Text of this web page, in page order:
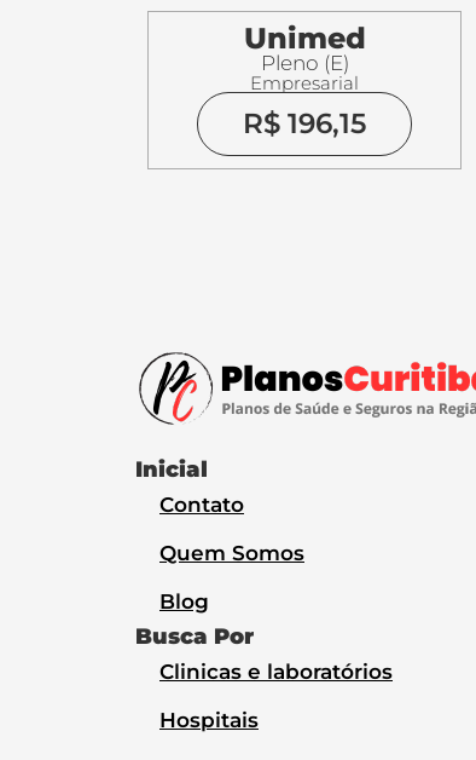
Unimed
Pleno (E)
Empresarial
R$ 196,15
Inicial
Contato
Quem Somos
Blog
Busca Por
Clinicas e laboratórios
Hospitais